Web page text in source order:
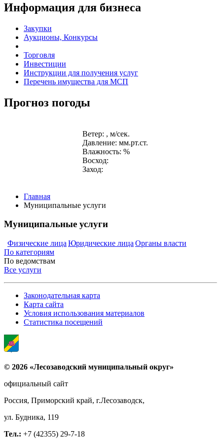
Информация для бизнеса
Закупки
Аукционы, Конкурсы
Торговля
Инвестиции
Инструкции для получения услуг
Перечень имущества для МСП
Прогноз погоды
Ветер: , м/сек.
Давление: мм.рт.ст.
Влажность: %
Восход:
Заход:
Главная
Муниципальные услуги
Муниципальные услуги
Физические лица Юридические лица Органы власти
По категориям
По ведомствам
Все услуги
Законодательная карта
Карта сайта
Условия использования материалов
Статистика посещений
© 2026 «Лесозаводский муниципальный округ»
официальный сайт
Россия, Приморский край, г.Лесозаводск,
ул. Будника, 119
Тел.: +7 (42355) 29-7-18